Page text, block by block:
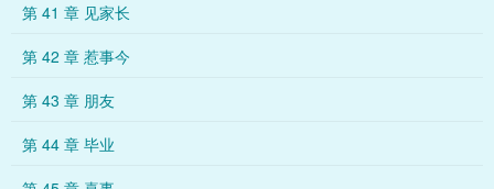
第 41 章 见家长
第 42 章 惹事今
第 43 章 朋友
第 44 章 毕业